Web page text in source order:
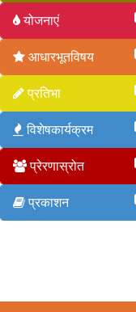
योजनाएं
आधारभूतविषय
प्रतिभा
विशेषकार्यक्रम
प्रेरणास्रोत
प्रकाशन